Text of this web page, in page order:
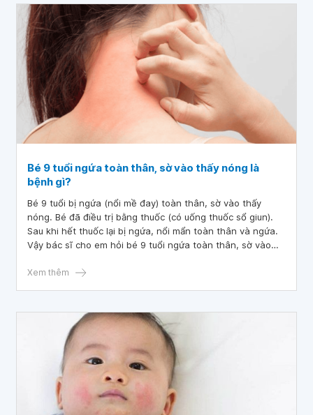
thể điều trị khỏi cho cháu được không? Em cảm ơn bác sĩ.
Bé 9 tuổi ngứa toàn thân, sờ vào thấy nóng là
bệnh gì?
Bé 9 tuổi bị ngứa (nổi mề đay) toàn thân, sờ vào thấy
nóng. Bé đã điều trị bằng thuốc (có uống thuốc sổ giun).
Sau khi hết thuốc lại bị ngứa, nổi mẩn toàn thân và ngứa.
Vậy bác sĩ cho em hỏi bé 9 tuổi ngứa toàn thân, sờ vào
không và nên làm xét nghiệm gì thưa bác sĩ
Xem thêm